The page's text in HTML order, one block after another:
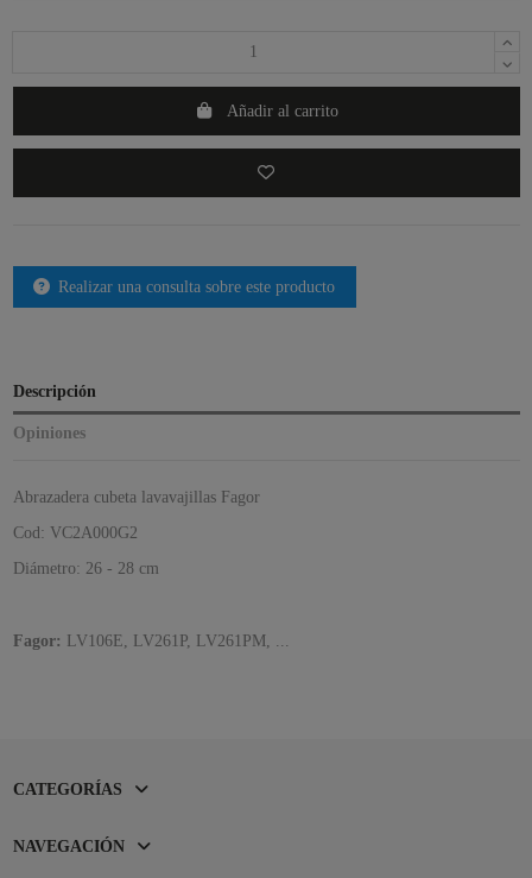
Añadir al carrito
Realizar una consulta sobre este producto
Descripción
Opiniones
Abrazadera cubeta lavavajillas Fagor
Cod: VC2A000G2
Diámetro: 26 - 28 cm
Fagor: LV106E, LV261P, LV261PM, ...
CATEGORÍAS
NAVEGACIÓN